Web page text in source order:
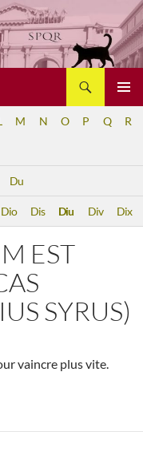
M N O P Q R
Du
Dio Dis Diu Div Dix
EST
SYRUS)
vaincre plus vite.